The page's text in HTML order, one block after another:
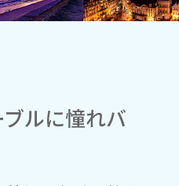
ルに憧れバ